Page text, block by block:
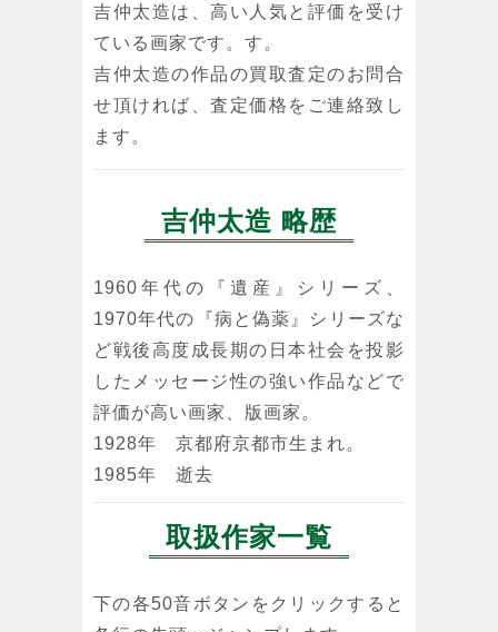
吉仲太造は、高い人気と評価を受け
ている画家です。す。
吉仲太造の作品の買取査定のお問合
せ頂ければ、査定価格をご連絡致し
ます。
吉仲太造 略歴
1960年代の『遺産』シリーズ、
1970年代の『病と偽薬』シリーズな
ど戦後高度成長期の日本社会を投影
したメッセージ性の強い作品などで
評価が高い画家、版画家。
1928年 京都府京都市生まれ。
1985年 逝去
取扱作家一覧
下の各50音ボタンをクリックすると